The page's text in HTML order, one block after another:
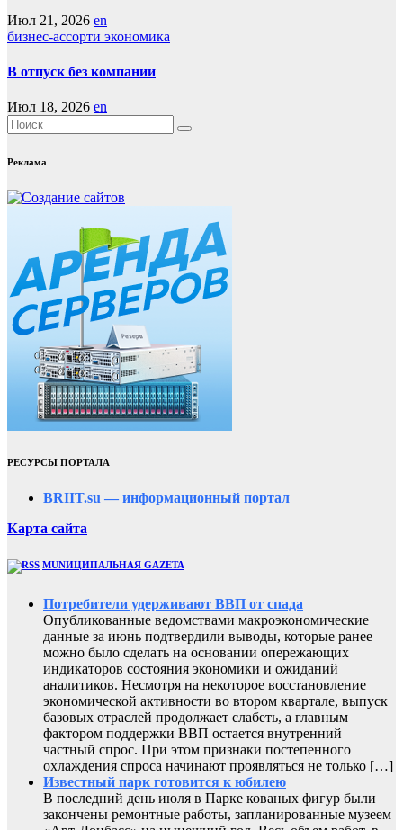
Июл 21, 2026 en
бизнес-ассорти экономика
В отпуск без компании
Июл 18, 2026 en
Реклама
РЕСУРСЫ ПОРТАЛА
BRIIT.su — информационный портал
Карта сайта
MUNИЦИПАЛЬНАЯ GAZЕТА
Потребители удерживают ВВП от спада
Опубликованные ведомствами макроэкономические
данные за июнь подтвердили выводы, которые ранее
можно было сделать на основании опережающих
индикаторов состояния экономики и ожиданий
аналитиков. Несмотря на некоторое восстановление
экономической активности во втором квартале, выпуск
базовых отраслей продолжает слабеть, а главным
фактором поддержки ВВП остается внутренний
частный спрос. При этом признаки постепенного
охлаждения спроса начинают проявляться не только […]
Известный парк готовится к юбилею
В последний день июля в Парке кованых фигур были
закончены ремонтные работы, запланированные музеем